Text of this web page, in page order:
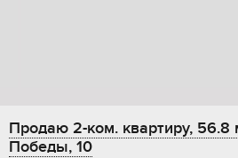
Продаю 2-ком. квартиру, 56.8
Победы, 10